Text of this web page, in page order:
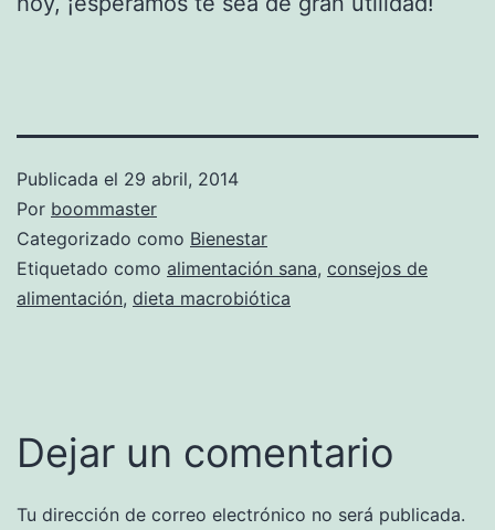
Publicada el 29 abril, 2014
Por boommaster
Categorizado como Bienestar
Etiquetado como alimentación sana, consejos de
alimentación, dieta macrobiótica
Dejar un comentario
Tu dirección de correo electrónico no será publicada.